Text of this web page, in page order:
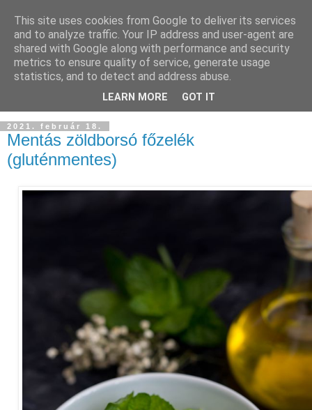
2021. február 18.
Mentás zöldborsó főzelék
(gluténmentes)
This site uses cookies from Google to deliver its services
and to analyze traffic. Your IP address and user-agent are
shared with Google along with performance and security
metrics to ensure quality of service, generate usage
statistics, and to detect and address abuse.
LEARN MORE GOT IT